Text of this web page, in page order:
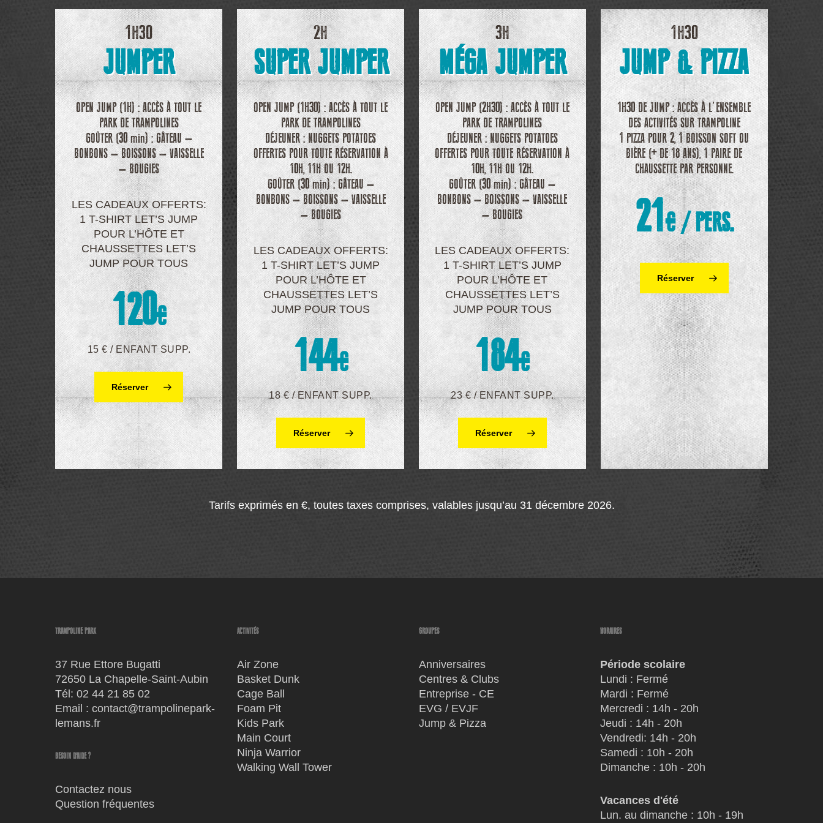
1H30
JUMPER
OPEN JUMP (1H) : ACCÈS À TOUT LE
PARK DE TRAMPOLINES
GOÛTER (30 min) : GÂTEAU –
BONBONS – BOISSONS – VAISSELLE
– BOUGIES
LES CADEAUX OFFERTS:
1 T-SHIRT LET’S JUMP
POUR L’HÔTE ET
CHAUSSETTES LET’S
JUMP POUR TOUS
120€
15 € / ENFANT SUPP.
Réserver
2H
SUPER JUMPER
OPEN JUMP (1H30) : ACCÈS À TOUT LE
PARK DE TRAMPOLINES
DÉJEUNER : NUGGETS POTATOES
OFFERTES POUR TOUTE RÉSERVATION À
10H, 11H OU 12H.
GOÛTER (30 min) : GÂTEAU –
BONBONS – BOISSONS – VAISSELLE
– BOUGIES
LES CADEAUX OFFERTS:
1 T-SHIRT LET’S JUMP
POUR L’HÔTE ET
CHAUSSETTES LET’S
JUMP POUR TOUS
144€
18 € / ENFANT SUPP.
Réserver
3H
MÉGA JUMPER
OPEN JUMP (2H30) : ACCÈS À TOUT LE
PARK DE TRAMPOLINES
DÉJEUNER : NUGGETS POTATOES
OFFERTES POUR TOUTE RÉSERVATION À
10H, 11H OU 12H.
GOÛTER (30 min) : GÂTEAU –
BONBONS – BOISSONS – VAISSELLE
– BOUGIES
LES CADEAUX OFFERTS:
1 T-SHIRT LET’S JUMP
POUR L’HÔTE ET
CHAUSSETTES LET’S
JUMP POUR TOUS
184€
23 € / ENFANT SUPP.
Réserver
1H30
JUMP & PIZZA
1H30 DE JUMP : ACCÈS À L’ENSEMBLE
DES ACTIVITÉS SUR TRAMPOLINE
1 PIZZA POUR 2, 1 BOISSON SOFT OU
BIÈRE (+ DE 18 ANS), 1 PAIRE DE
CHAUSSETTE PAR PERSONNE.
21€ / PERS.
Réserver
Tarifs exprimés en €, toutes taxes comprises, valables jusqu’au 31 décembre 2026.
TRAMPOLINE PARK
37 Rue Ettore Bugatti
72650 La Chapelle-Saint-Aubin
Tél: 02 44 21 85 02
Email : contact@trampolinepark-
lemans.fr
BESOIN D'AIDE ?
Contactez nous
Question fréquentes
ACTIVITÉS
Air Zone
Basket Dunk
Cage Ball
Foam Pit
Kids Park
Main Court
Ninja Warrior
Walking Wall Tower
GROUPES
Anniversaires
Centres & Clubs
Entreprise - CE
EVG / EVJF
Jump & Pizza
HORAIRES
Période scolaire
Lundi : Fermé
Mardi : Fermé
Mercredi : 14h - 20h
Jeudi : 14h - 20h
Vendredi: 14h - 20h
Samedi : 10h - 20h
Dimanche : 10h - 20h
Vacances d'été
Lun. au dimanche : 10h - 19h